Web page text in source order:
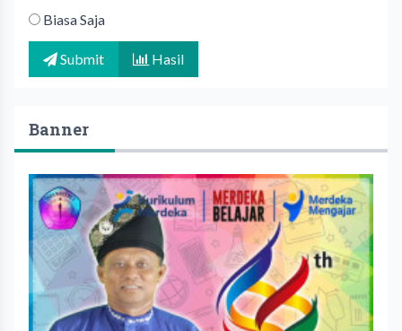
Biasa Saja
Submit Hasil
Banner